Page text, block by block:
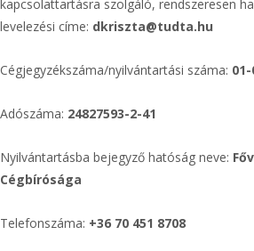
kapcsolattartásra szolgáló, rendszeresen
levelezési címe: dkriszta@tudta.hu
Cégjegyzékszáma/nyilvántartási száma:
Adószáma: 24827593-2-41
Nyilvántartásba bejegyző hatóság neve:
Cégbírósága
Telefonszáma: +36 70 451 8708